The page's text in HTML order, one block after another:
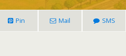
Pin Mail SMS